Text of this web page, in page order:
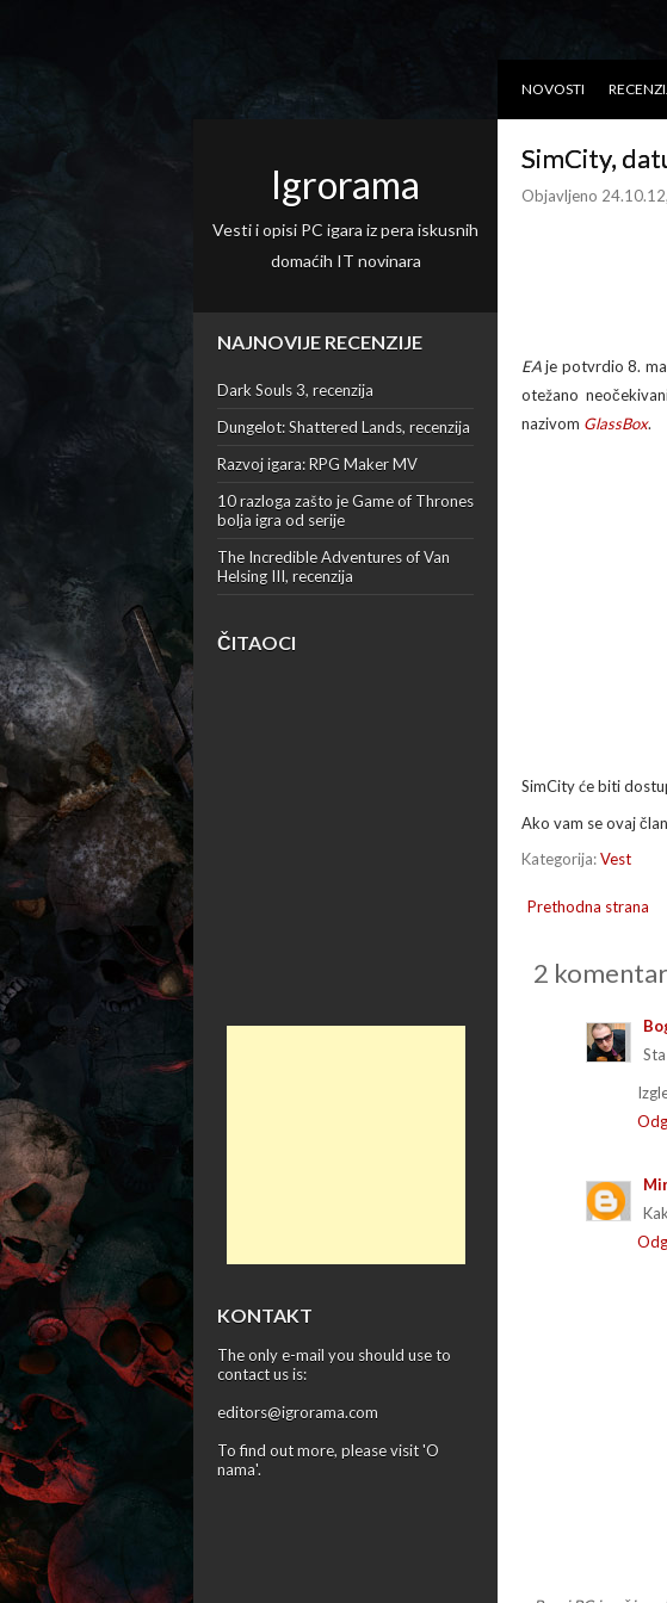
NOVOSTI
Igrorama
Vesti i opisi PC igara iz pera iskusnih
domaćih IT novinara
NAJNOVIJE RECENZIJE
Dark Souls 3, recenzija
Dungelot: Shattered Lands, recenzija
Razvoj igara: RPG Maker MV
10 razloga zašto je Game of Thrones
bolja igra od serije
The Incredible Adventures of Van
Helsing III, recenzija
ČITAOCI
KONTAKT
The only e-mail you should use to
contact us is:
editors@igrorama.com
To find out more, please visit 'O
nama'.
SimCity,
Objavljeno 24.10.12
EAje potvrdio 8.
otežano
nazivom GlassBox.
SimCity će biti
Ako vam se ovaj
Kategorija:Vest
Prethodna strana
2